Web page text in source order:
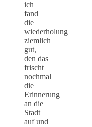
ich
fand
die
wiederholung
ziemlich
gut,
den das
frischt
nochmal
die
Erinnerung
an die
Stadt
auf und